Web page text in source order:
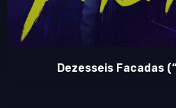
Dezesseis Facadas